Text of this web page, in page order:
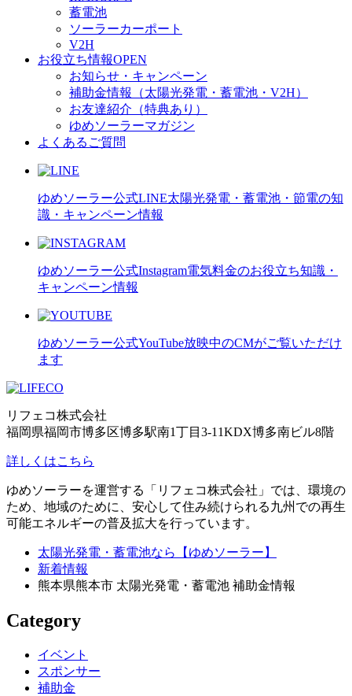
蓄電池
ソーラーカーポート
V2H
お役立ち情報OPEN
お知らせ・キャンペーン
補助金情報（太陽光発電・蓄電池・V2H）
お友達紹介（特典あり）
ゆめソーラーマガジン
よくあるご質問
ゆめソーラー公式LINE太陽光発電・蓄電池・節電の知
識・キャンペーン情報
ゆめソーラー公式Instagram電気料金のお役立ち知識・
キャンペーン情報
ゆめソーラー公式YouTube放映中のCMがご覧いただけ
ます
リフェコ株式会社
福岡県福岡市博多区博多駅南1丁目3-11KDX博多南ビル8階
詳しくはこちら
ゆめソーラーを運営する「リフェコ株式会社」では、環境の
ため、地域のために、安心して住み続けられる九州での再生
可能エネルギーの普及拡大を行っています。
太陽光発電・蓄電池なら【ゆめソーラー】
新着情報
熊本県熊本市 太陽光発電・蓄電池 補助金情報
Category
イベント
スポンサー
補助金